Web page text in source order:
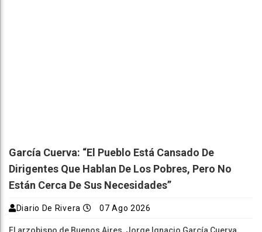
García Cuerva: “El Pueblo Está Cansado De
Dirigentes Que Hablan De Los Pobres, Pero No
Están Cerca De Sus Necesidades”
Diario De Rivera 07 Ago 2026